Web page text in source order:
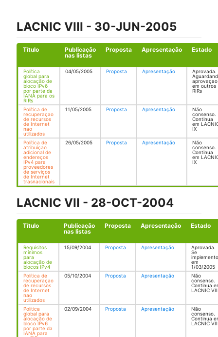
LACNIC VIII - 30-JUN-2005
Título
Publicação
nas listas
Proposta Apresentação Estado
Política
global para
alocação de
bloco IPv6
por parte da
IANA para os
RIRs
04/05/2005 Proposta Apresentação
Aprovada.
aprovaçao
em outros
RIRs
Política de
recuperaçao
de recursos
de Internet
nao
utilizados
11/05/2005 Proposta Apresentação
Não
consenso.
Continua
em
IX
Política de
atribuiçao
adicional de
endereços
IPv4 para
proveedores
de serviços
de Internet
trasnacionais
26/05/2005 Proposta Apresentação
Não
consenso.
Continua
em
IX
LACNIC VII - 28-OCT-2004
Título
Publicação
nas listas
Proposta Apresentação Estado
Requisitos
mínimos
para
alocação de
blocos IPv4
15/09/2004 Proposta Apresentação
Aprovada.
Se
em
1/03/2005
Política de
recuperaçao
de recursos
de Internet
nao
utilizados
05/10/2004 Proposta Apresentação
Não
consenso.
Continua
LACNIC
Política
global para
alocação de
bloco IPv6
por parte da
IANA para
02/09/2004 Proposta Apresentação
Não
consenso.
Continua
LACNIC